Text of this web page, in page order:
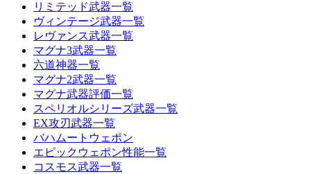
リミテッド武器一覧
ヴィンテージ武器一覧
レヴァンス武器一覧
マグナ3武器一覧
六道神器一覧
マグナ2武器一覧
マグナ武器評価一覧
スペリオルシリーズ武器一覧
EX攻刃武器一覧
バハムートウェポン
エピックウェポン性能一覧
コスモス武器一覧